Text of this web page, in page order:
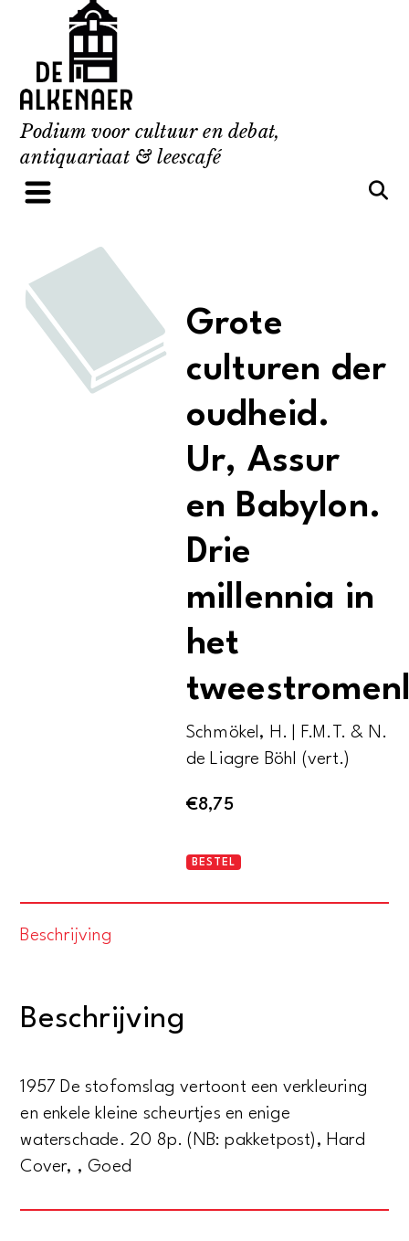
content
Podium voor cultuur en debat,
antiquariaat & leescafé
Grote
culturen der
oudheid.
Ur, Assur
en Babylon.
Drie
millennia in
het
Schmökel, H. | F.M.T. & N.
de Liagre Böhl (vert.)
€8,75
Grote
millennia
in
het
BESTEL
Beschrijving
Beschrijving
1957 De stofomslag vertoont een verkleuring
en enkele kleine scheurtjes en enige
waterschade. 20 8p. (NB: pakketpost), Hard
Cover, , Goed